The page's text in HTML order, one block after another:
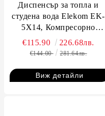
Диспенсър за топла и
студена вода Elekom EK-
5X14, Компресорно
охлаждане, 550W/80W, 10-
90°C, за галони с размери
€115.90 226.68лв.
€144.00 281.64лв.
Виж детайли